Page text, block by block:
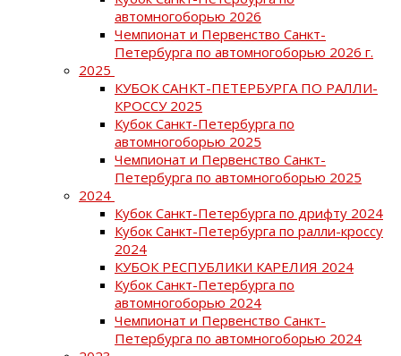
автомногоборью 2026
Чемпионат и Первенство Санкт-
Петербурга по автомногоборью 2026 г.
2025
КУБОК САНКТ-ПЕТЕРБУРГА ПО РАЛЛИ-
КРОССУ 2025
Кубок Санкт-Петербурга по
автомногоборью 2025
Чемпионат и Первенство Санкт-
Петербурга по автомногоборью 2025
2024
Кубок Санкт-Петербурга по дрифту 2024
Кубок Санкт-Петербурга по ралли-кроссу
2024
КУБОК РЕСПУБЛИКИ КАРЕЛИЯ 2024
Кубок Санкт-Петербурга по
автомногоборью 2024
Чемпионат и Первенство Санкт-
Петербурга по автомногоборью 2024